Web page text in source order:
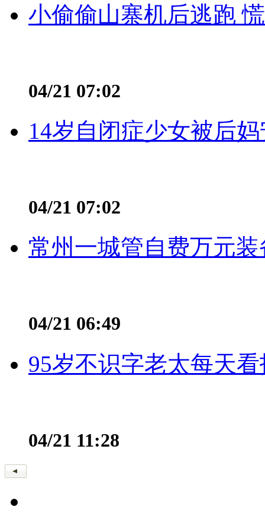
小偷偷山寨机后逃跑
04/21 07:02
14岁自闭症少女被后
04/21 07:02
常州一城管自费万元
04/21 06:49
95岁不识字老太每天
04/21 11:28